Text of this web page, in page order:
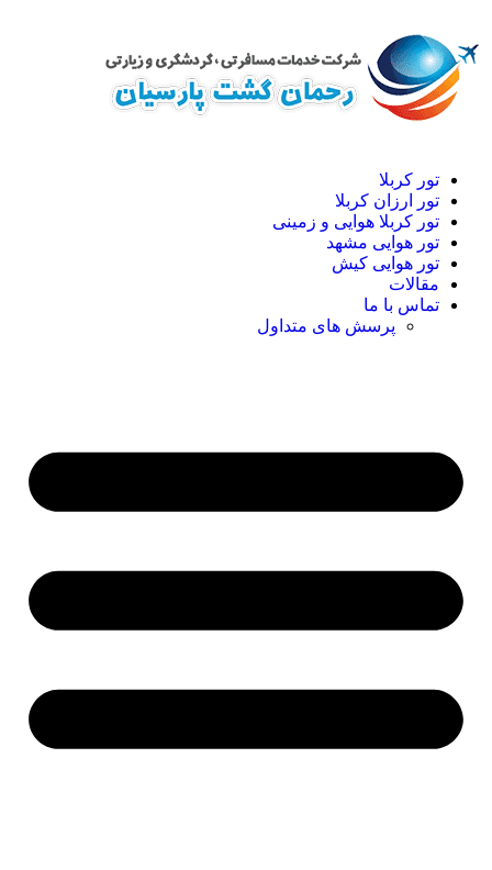
تور کربلا
تور ارزان کربلا
تور کربلا هوایی و زمینی
تور هوایی مشهد
تور هوایی کیش
مقالات
تماس با ما
پرسش های متداول